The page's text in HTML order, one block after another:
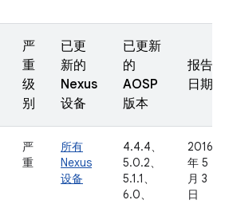
严
重
级
别
已更
新的
Nexus
设备
已更新
的
AOSP
版本
报告
日期
严
重
所有
Nexus
设备
4.4.4、
5.0.2、
5.1.1、
6.0、
2016
年 5
月 3
日